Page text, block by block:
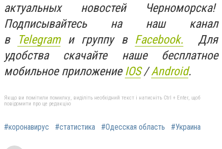
актуальных новостей Черноморска!
Подписывайтесь на наш канал
в
Telegramи группу в Facebook. Для
удобства скачайте наше бесплатное
мобильное приложение IOS/Android.
Якщо ви помітили помилку, виділіть необхідний текст і натисніть Ctrl + Enter, щоб
повідомити про це редакцію
#коронавирус #статистика #Одесская область #Украина